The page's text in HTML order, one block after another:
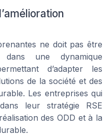
ne doit pas être
dans une dynamique
d’adapter les
de la société et des
Les entreprises qui
leur stratégie RSE
des ODD et à la